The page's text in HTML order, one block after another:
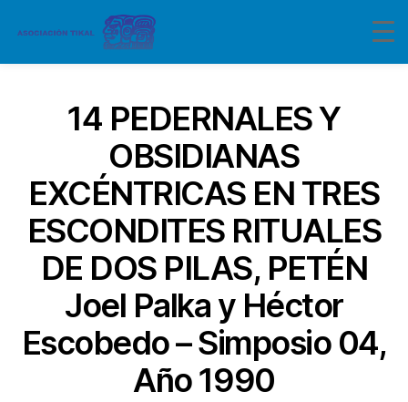
14 PEDERNALES Y
OBSIDIANAS
EXCÉNTRICAS EN TRES
ESCONDITES RITUALES
DE DOS PILAS, PETÉN
Joel Palka y Héctor
Escobedo – Simposio 04,
Año 1990